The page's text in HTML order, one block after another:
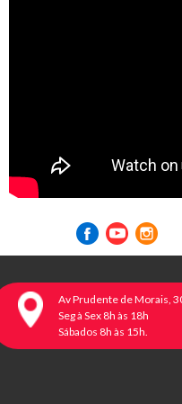
Av Prudente de Morais,
Seg à Sex 8h às 18h
Sábados 8h às 15h.